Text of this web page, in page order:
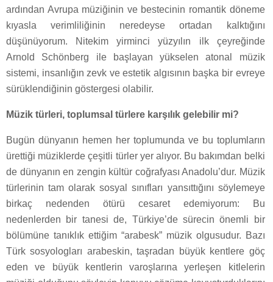
ardından Avrupa müziğinin ve bestecinin romantik döneme
kıyasla verimliliğinin neredeyse ortadan kalktığını
düşünüyorum. Nitekim yirminci yüzyılın ilk çeyreğinde
Arnold Schönberg ile başlayan yükselen atonal müzik
sistemi, insanlığın zevk ve estetik algısının başka bir evreye
sürüklendiğinin göstergesi olabilir.
Müzik türleri, toplumsal türlere karşılık gelebilir mi?
Bugün dünyanın hemen her toplumunda ve bu toplumların
ürettiği müziklerde çeşitli türler yer alıyor. Bu bakımdan belki
de dünyanın en zengin kültür coğrafyası Anadolu’dur. Müzik
türlerinin tam olarak sosyal sınıfları yansıttığını söylemeye
birkaç nedenden ötürü cesaret edemiyorum: Bu
nedenlerden bir tanesi de, Türkiye’de sürecin önemli bir
bölümüne tanıklık ettiğim “arabesk” müzik olgusudur. Bazı
Türk sosyologları arabeskin, taşradan büyük kentlere göç
eden ve büyük kentlerin varoşlarına yerleşen kitlelerin